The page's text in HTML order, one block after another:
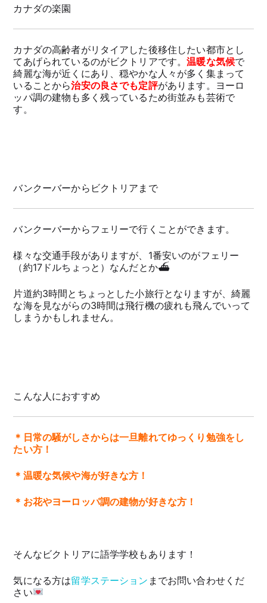
カナダの楽園
カナダの高齢者がリタイアした後移住したい都市とし
てあげられているのがビクトリアです。温暖な気候で
綺麗な海が近くにあり、穏やかな人々が多く集まって
いることから治安の良さでも定評があります。ヨーロ
ッパ調の建物も多く残っているため街並みも芸術で
す。
バンクーバーからビクトリアまで
バンクーバーからフェリーで行くことができます。
様々な交通手段がありますが、1番安いのがフェリー
（約17ドルちょっと）なんだとか⛴
片道約3時間とちょっとした小旅行となりますが、綺麗
な海を見ながらの3時間は飛行機の疲れも飛んでいって
しまうかもしれません。
こんな人におすすめ
＊ 日常の騒がしさからは一旦離れてゆっくり勉強をし
たい方！
＊温暖な気候や海が好きな方！
＊お花やヨーロッパ調の建物が好きな方！
そんなビクトリアに語学学校もあります！
気になる方は留学ステーション までお問い合わせくだ
さい